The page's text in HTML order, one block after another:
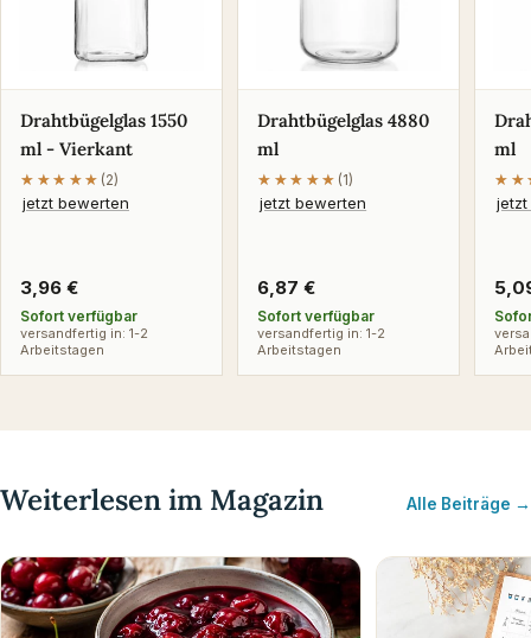
Drahtbügelglas 1550
ml - Vierkant
★★★★★
★★★★★ (2)
jetzt bewerten
Regulärer
Preis
3,96 €
Sofort verfügbar
versandfertig in: 1-2
Arbeitstagen
Drahtbügelglas 4880
ml
★★★★★
★★★★★ (1)
jetzt bewerten
Regulärer
Preis
6,87 €
Sofort verfügbar
versandfertig in: 1-2
Arbeitstagen
ml
Weiterlesen im Magazin Alle Beiträge →